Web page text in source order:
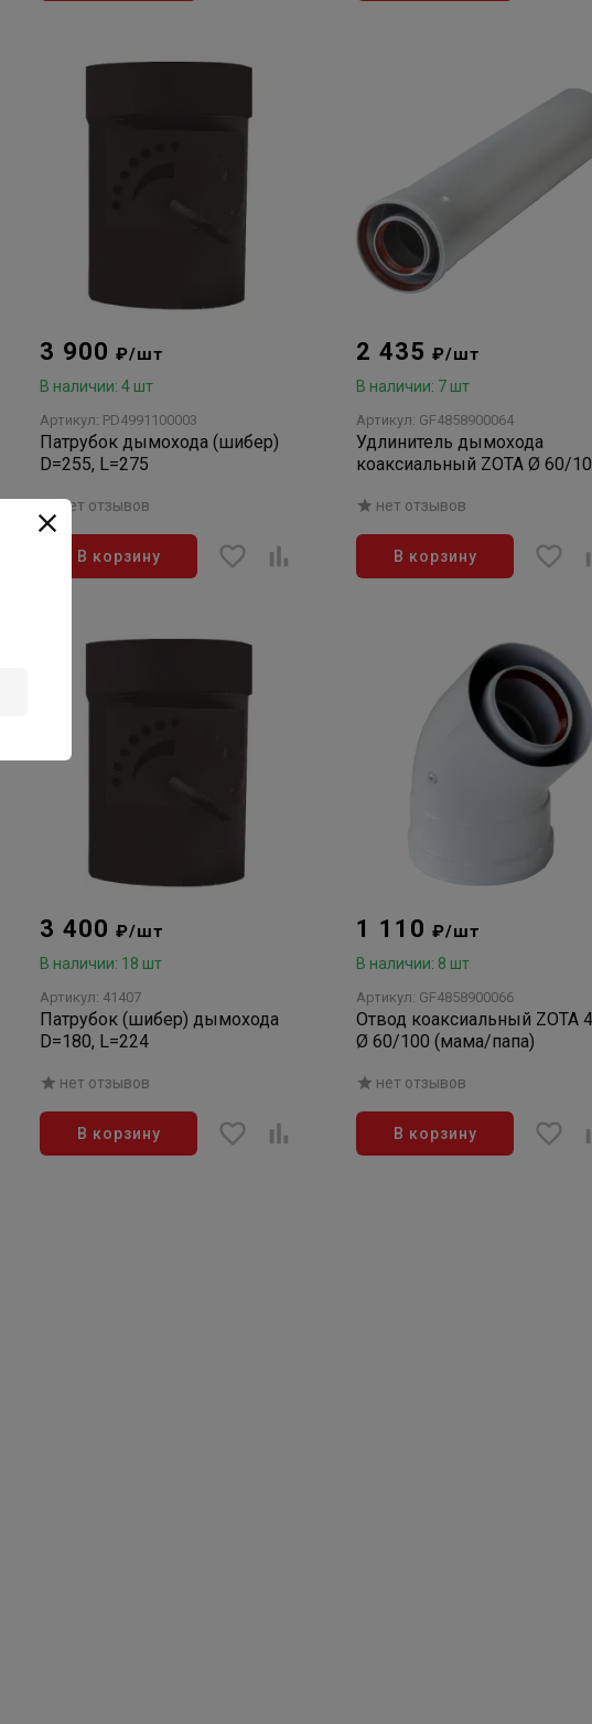
3 900 ₽/шт
В наличии: 4 шт
Артикул: PD4991100003
Патрубок дымохода (шибер)
D=255, L=275
нет отзывов
В корзину
2 435 ₽/шт
В наличии: 7 шт
Артикул: GF4858900064
Удлинитель дымохода
коаксиальный ZOTA Ø 60/
нет отзывов
В корзину
3 400 ₽/шт
В наличии: 18 шт
Артикул: 41407
Патрубок (шибер) дымохода
D=180, L=224
нет отзывов
В корзину
1 110 ₽/шт
В наличии: 8 шт
Артикул: GF4858900066
Отвод коаксиальный ZOTA
Ø 60/100 (мама/папа)
нет отзывов
В корзину